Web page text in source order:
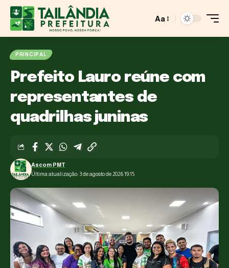
Aa
PRINCIPAL
Prefeito Lauro reúne com
representantes de
quadrilhas juninas
Última atualização: 3 de agosto de 2026 19:15
Ascom PMT